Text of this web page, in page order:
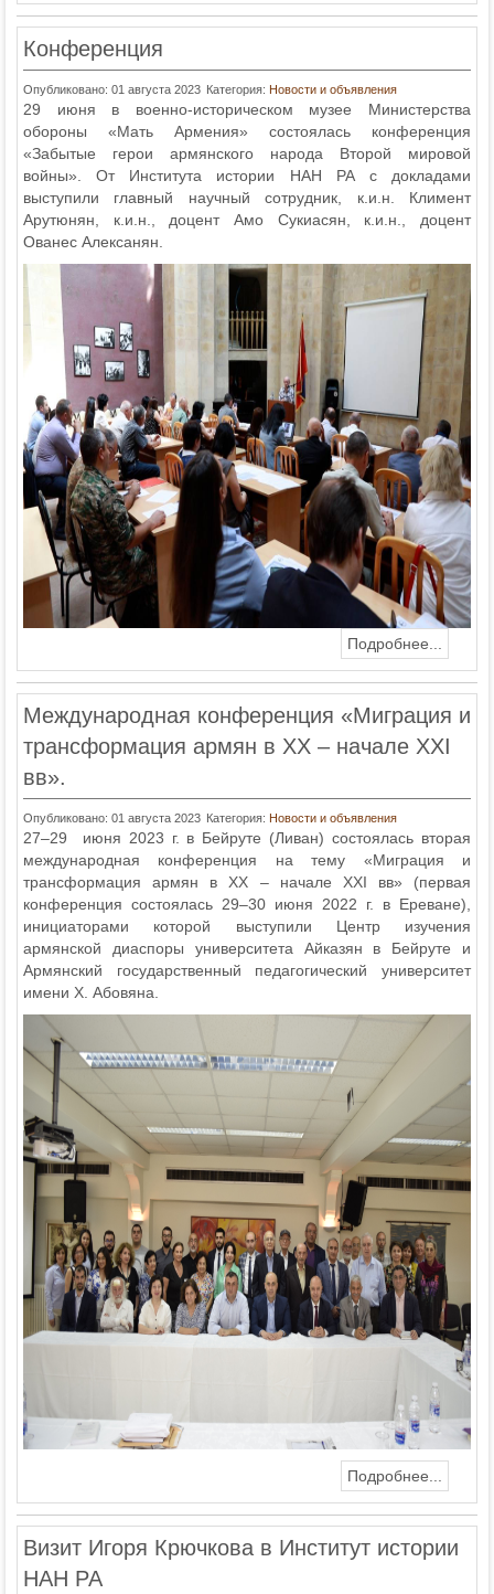
Конференция
Опубликовано: 01 августа 2023 Категория: Новости и объявления
29 июня в военно-историческом музее Министерства
обороны «Мать Армения» состоялась конференция
«Забытые герои армянского народа Второй мировой
войны». От Института истории НАН РА с докладами
выступили главный научный сотрудник, к.и.н. Климент
Арутюнян, к.и.н., доцент Амо Сукиасян, к.и.н., доцент
Ованес Алексанян.
Подробнее...
Международная конференция «Миграция и
трансформация армян в XX – начале XXI
вв».
Опубликовано: 01 августа 2023 Категория: Новости и объявления
27–29 июня 2023 г. в Бейруте (Ливан) состоялась вторая
международная конференция на тему «Миграция и
трансформация армян в XX – начале XXI вв» (первая
конференция состоялась 29–30 июня 2022 г. в Ереване),
инициаторами которой выступили Центр изучения
армянской диаспоры университета Айказян в Бейруте и
Армянский государственный педагогический университет
имени Х. Абовяна.
Подробнее...
Визит Игоря Крючкова в Институт истории
НАН РА